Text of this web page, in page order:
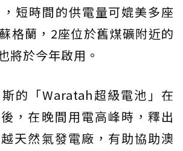
短時間的供電量可媲美多座
格蘭，2座位於舊煤礦附近的
將於今年啟用。
的「Waratah超級電池」在
，在晚間用電高峰時，釋出
天然氣發電廠，有助協助澳